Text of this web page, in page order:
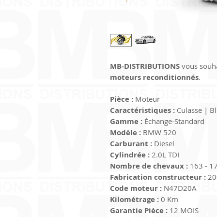
MB-DISTRIBUTIONS vous
moteurs reconditionnés.
Pièce : Moteur
Caractéristiques : Culasse |
Gamme : Échange-Standard
Modèle : BMW 520
Carburant : Diesel
Cylindrée : 2.0L TDI
Nombre de chevaux : 163 -
Fabrication constructeur :
Code moteur : N47D20A
Kilométrage : 0 Km
Garantie Pièce : 12 MOIS